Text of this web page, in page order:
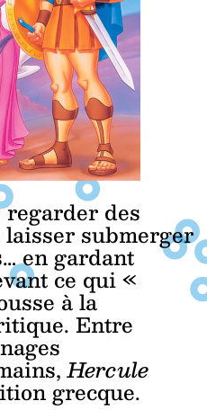
regarder des
submerger
en gardant
ce qui «
à la
Entre
Hercule
grecque.